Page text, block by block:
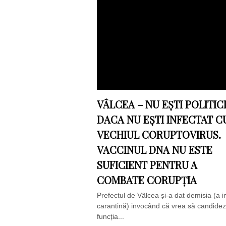
VÂLCEA – NU EȘTI
DACA NU EȘTI INFECTAT
VECHIUL CORUPTOVIRUS.
VACCINUL DNA NU ESTE
SUFICIENT PENTRU A
COMBATE CORUPȚIA
Prefectul de Vâlcea și-a dat demisia (a
carantină) invocând că vrea să
funcția...